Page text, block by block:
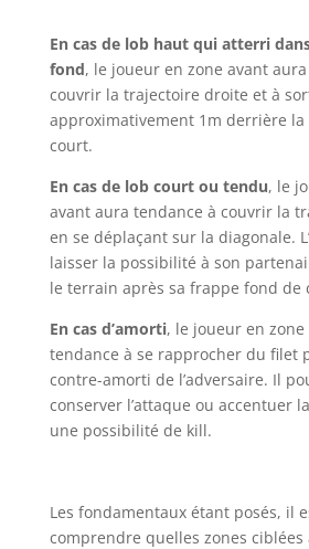
En cas de lob haut qui atterri
fond, le joueur en zone avant
couvrir la trajectoire droite et à
approximativement 1m derrière la
court.
En cas de lob court ou tendu, le
avant aura tendance à couvrir la
en se déplaçant sur la diagonale.
laisser la possibilité à son
le terrain après sa frappe fond de
En cas d’amorti, le joueur en zone
tendance à se rapprocher du filet
contre-amorti de l’adversaire. Il
conserver l’attaque ou accentuer
une possibilité de kill.
Les fondamentaux étant posés, il
comprendre quelles zones ciblées